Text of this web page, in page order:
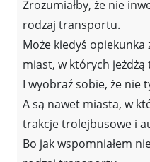
Zrozumiałby, że nie
rodzaj transportu.
Może kiedyś opiekunka
miast, w których jeżdżą
I wyobraź sobie, że nie
A są nawet miasta, w
trakcje trolejbusowe i
Bo jak wspomniałem